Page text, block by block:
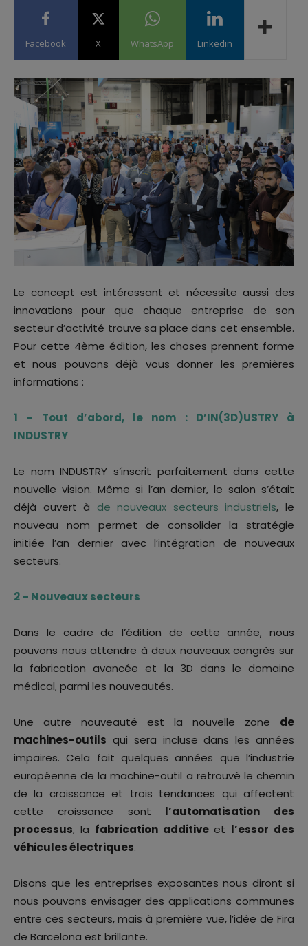
Facebook X WhatsApp Linkedin
Le concept est intéressant et nécessite aussi des
innovations pour que chaque entreprise de son
secteur d’activité trouve sa place dans cet ensemble.
Pour cette 4ème édition, les choses prennent forme
et nous pouvons déjà vous donner les premières
informations :
1 – Tout d’abord, le nom : D’IN(3D)USTRY à
INDUSTRY
Le nom INDUSTRY s’inscrit parfaitement dans cette
nouvelle vision. Même si l’an dernier, le salon s’était
déjà ouvert à de nouveaux secteurs industriels, le
nouveau nom permet de consolider la stratégie
initiée l’an dernier avec l’intégration de nouveaux
secteurs.
2 – Nouveaux secteurs
Dans le cadre de l’édition de cette année, nous
pouvons nous attendre à deux nouveaux congrès sur
la fabrication avancée et la 3D dans le domaine
médical, parmi les nouveautés.
Une autre nouveauté est la nouvelle zone de
machines-outils qui sera incluse dans les années
impaires. Cela fait quelques années que l’industrie
européenne de la machine-outil a retrouvé le chemin
de la croissance et trois tendances qui affectent
cette croissance sont l’automatisation des
processus, la fabrication additiveet l’essor des
véhicules électriques.
Disons que les entreprises exposantes nous diront si
nous pouvons envisager des applications communes
entre ces secteurs, mais à première vue, l’idée de Fira
de Barcelona est brillante.